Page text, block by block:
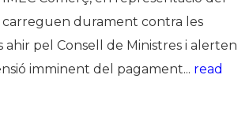
carreguen durament contra les
ahir pel Consell de Ministres i alerten
imminent del pagament... read